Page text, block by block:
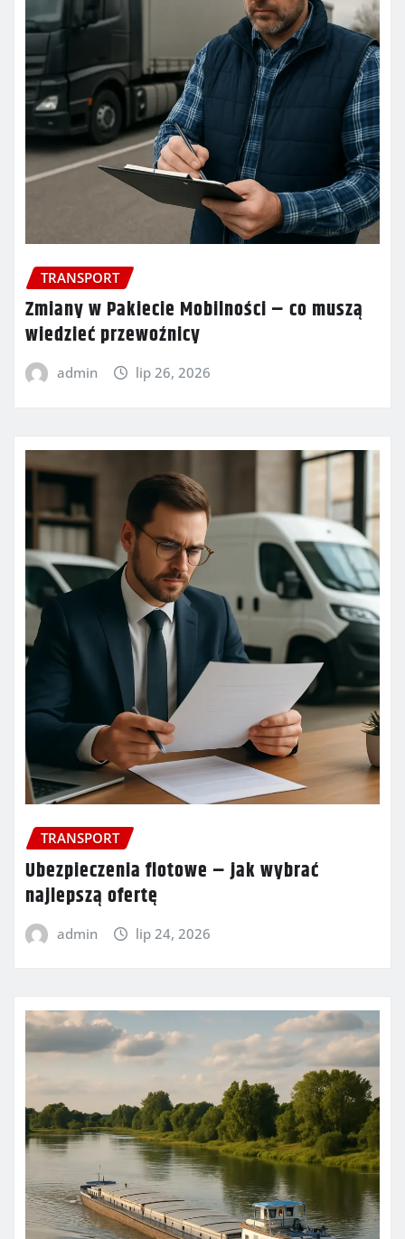
TRANSPORT
Zmiany w Pakiecie Mobilności – co muszą
wiedzieć przewoźnicy
admin lip 26, 2026
TRANSPORT
Ubezpieczenia flotowe – jak wybrać
najlepszą ofertę
admin lip 24, 2026